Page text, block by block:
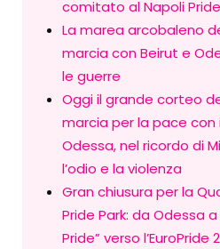
comitato al Napoli Pride
La marea arcobaleno
marcia con Beirut e
le guerre
Oggi il grande corteo
marcia per la pace con
Odessa, nel ricordo di
l’odio e la violenza
Gran chiusura per la
Pride Park: da Odessa
Pride” verso l’EuroPride